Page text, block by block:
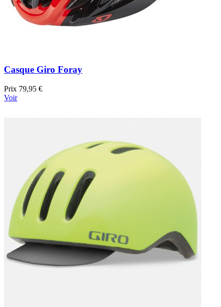
Casque Giro Foray
Prix 79,95 €
Voir